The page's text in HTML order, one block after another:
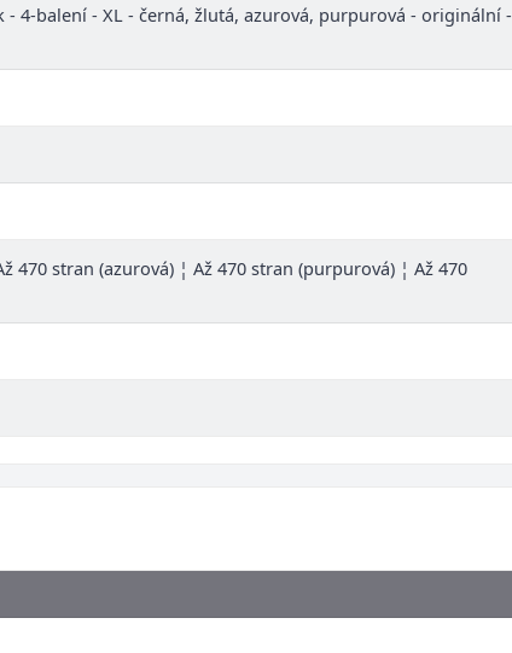
- 4-balení - XL - černá, žlutá, azurová, purpurová - originální -
470 stran (azurová) ¦ Až 470 stran (purpurová) ¦ Až 470